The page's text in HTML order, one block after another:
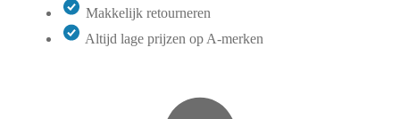
Makkelijk retourneren
Altijd lage prijzen op A-merken